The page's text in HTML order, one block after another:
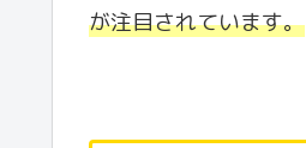
が注目されています。